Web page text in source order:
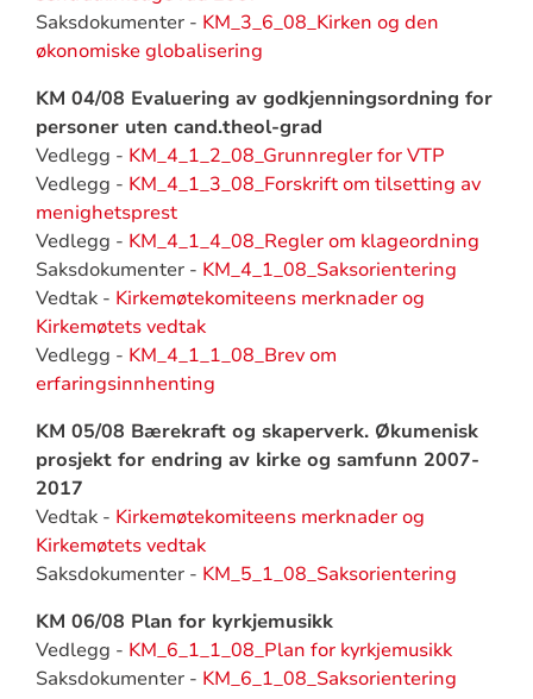
Saksdokumenter - KM_3_6_08_Kirken og den
økonomiske globalisering
KM 04/08 Evaluering av godkjenningsordning for
personer uten cand.theol-grad
Vedlegg - KM_4_1_2_08_Grunnregler for VTP
Vedlegg - KM_4_1_3_08_Forskrift om tilsetting av
menighetsprest
Vedlegg - KM_4_1_4_08_Regler om klageordning
Saksdokumenter - KM_4_1_08_Saksorientering
Vedtak - Kirkemøtekomiteens merknader og
Kirkemøtets vedtak
Vedlegg - KM_4_1_1_08_Brev om
erfaringsinnhenting
KM 05/08 Bærekraft og skaperverk. Økumenisk
prosjekt for endring av kirke og samfunn 2007-
2017
Vedtak - Kirkemøtekomiteens merknader og
Kirkemøtets vedtak
Saksdokumenter - KM_5_1_08_Saksorientering
KM 06/08 Plan for kyrkjemusikk
Vedlegg - KM_6_1_1_08_Plan for kyrkjemusikk
Saksdokumenter - KM_6_1_08_Saksorientering